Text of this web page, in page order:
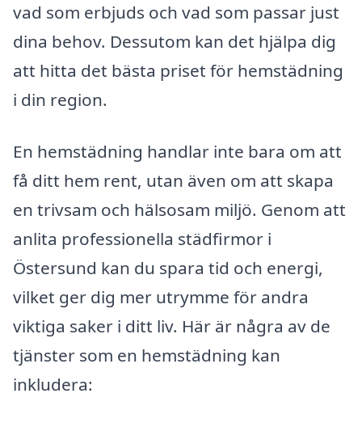
vad som erbjuds och vad som passar just
dina behov. Dessutom kan det hjälpa dig
att hitta det bästa priset för hemstädning
i din region.
En hemstädning handlar inte bara om att
få ditt hem rent, utan även om att skapa
en trivsam och hälsosam miljö. Genom att
anlita professionella städfirmor i
Östersund kan du spara tid och energi,
vilket ger dig mer utrymme för andra
viktiga saker i ditt liv. Här är några av de
tjänster som en hemstädning kan
inkludera: